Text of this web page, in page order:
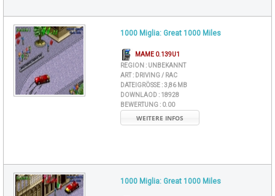
1000 Miglia: Great 1000 Miles
MAME 0.139U1
REGION : UNBEKANNT
ART : DRIVING / RAC
DATEIGRÖSSE : 3,86 MB
DOWNLAOD : 18928
BEWERTUNG : 0.00
WEITERE INFOS
1000 Miglia: Great 1000 Miles